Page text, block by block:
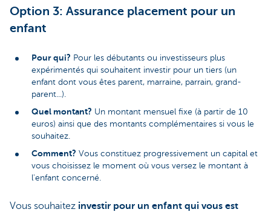
Option 3: Assurance placement pour un
enfant
Pour qui? Pour les débutants ou investisseurs plus
expérimentés qui souhaitent investir pour un tiers (un
enfant dont vous êtes parent, marraine, parrain, grand-
parent...).
Quel montant? Un montant mensuel fixe (à partir de 10
euros) ainsi que des montants complémentaires si vous le
souhaitez.
Comment? Vous constituez progressivement un capital et
vous choisissez le moment où vous versez le montant à
l'enfant concerné.
Vous souhaitez investir pour un enfant qui vous est